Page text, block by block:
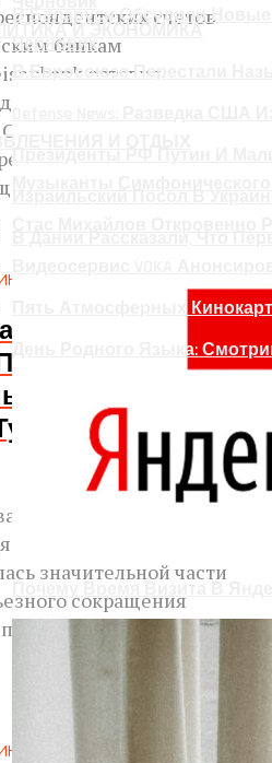
В Беларуси Обсудили
Черновик
И ЭКОНОМИКА
В Евросоюзе Перестали
И ОТДЫХ
Пять Атмосферных
День Родного Языка:
счетов
банкам
оставил
«дочки» —
банковской
Кипра
Части
Из-За
Из
финансов Кипра
что экономика
значительной части
сокращения
очередь, речь